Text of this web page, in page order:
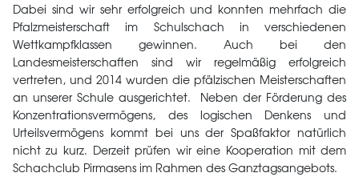
Dabei sind wir sehr erfolgreich und konnten mehrfach die
Pfalzmeisterschaft im Schulschach in verschiedenen
Wettkampfklassen gewinnen. Auch bei den
Landesmeisterschaften sind wir regelmäßig erfolgreich
vertreten, und 2014 wurden die pfälzischen Meisterschaften
an unserer Schule ausgerichtet. Neben der Förderung des
Konzentrationsvermögens, des logischen Denkens und
Urteilsvermögens kommt bei uns der Spaßfaktor natürlich
nicht zu kurz. Derzeit prüfen wir eine Kooperation mit dem
Schachclub Pirmasens im Rahmen des Ganztagsangebots.